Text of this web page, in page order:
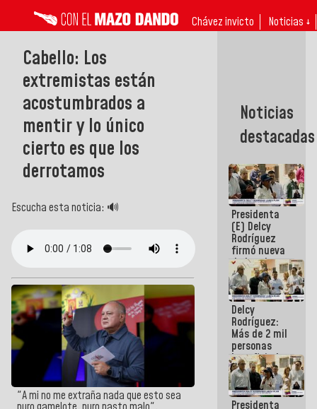
Chávez invicto Noticias ↓
Cabello: Los
extremistas están
acostumbrados a
mentir y lo único
cierto es que los
derrotamos
Escucha esta noticia: 🔊
"A mi no me extraña nada que esto sea
Noticias
destacadas
Presidenta
(E) Delcy
Rodríguez
firmó nueva
de Ley de
Arrendamiento
aprobada
por la AN
Delcy
Rodríguez:
Más de 2 mil
personas
beneficiadas
con planes
para
atención de
Presidenta